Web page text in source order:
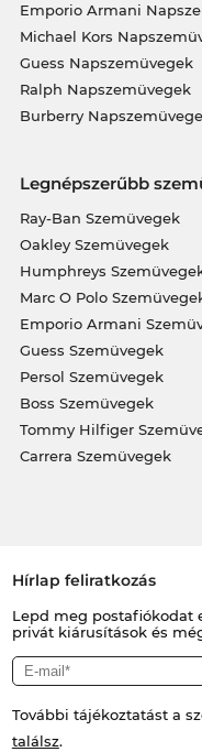
Emporio Armani
Michael Kors
Guess Napszemüvegek
Ralph Napszemüvegek
Burberry
Legnépszerűbb
Ray-Ban Szemüvegek
Oakley Szemüvegek
Humphreys
Marc O Polo
Emporio Armani
Guess Szemüvegek
Persol Szemüvegek
Boss Szemüvegek
Tommy Hilfiger
Carrera Szemüvegek
Hírlap feliratkozás
Lepd meg postafiókodat
privát kiárusítások és
További tájékoztatást a
találsz.